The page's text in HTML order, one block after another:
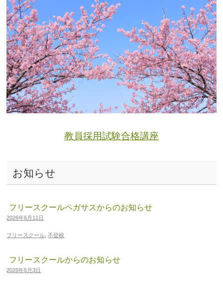
教員採用試験合格講座
お知らせ
フリースクールペガサスからのお知らせ
2026年6月11日
フリースクール ,不登校
フリースクールからのお知らせ
2026年6月3日